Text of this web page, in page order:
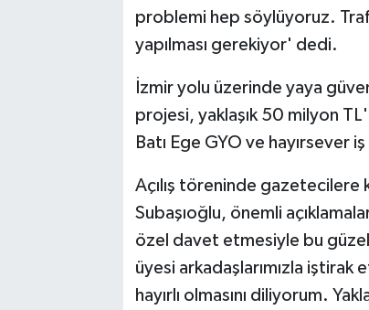
problemi hep söylüyoruz.
yapılması gerekiyor' dedi.
İzmir yolu üzerinde yaya
projesi, yaklaşık 50 milyon
Batı Ege GYO ve hayırsever
Açılış töreninde gazetecilere
Subaşıoğlu, önemli
özel davet etmesiyle bu güzel
üyesi arkadaşlarımızla
hayırlı olmasını diliyorum.